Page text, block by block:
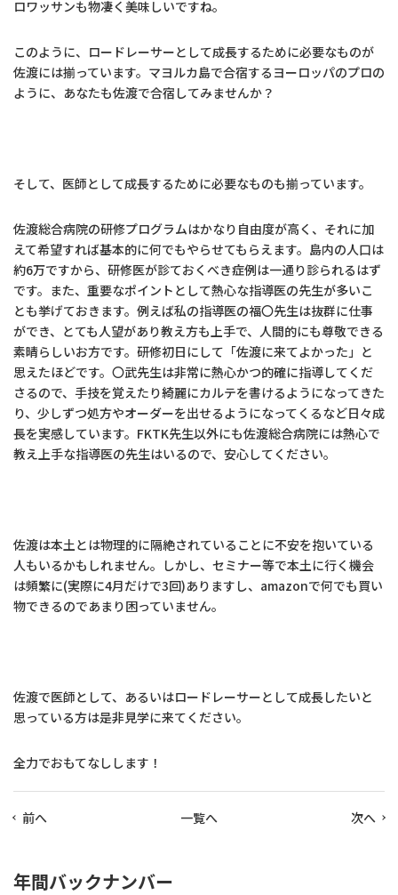
ロワッサンも物凄く美味しいですね。
このように、ロードレーサーとして成長するために必要なものが
佐渡には揃っています。マヨルカ島で合宿するヨーロッパのプロの
ように、あなたも佐渡で合宿してみませんか？
そして、医師として成長するために必要なものも揃っています。
佐渡総合病院の研修プログラムはかなり自由度が高く、それに加
えて希望すれば基本的に何でもやらせてもらえます。島内の人口は
約6万ですから、研修医が診ておくべき症例は一通り診られるはず
です。また、重要なポイントとして熱心な指導医の先生が多いこ
とも挙げておきます。例えば私の指導医の福〇先生は抜群に仕事
ができ、とても人望があり教え方も上手で、人間的にも尊敬できる
素晴らしいお方です。研修初日にして「佐渡に来てよかった」と
思えたほどです。〇武先生は非常に熱心かつ的確に指導してくだ
さるので、手技を覚えたり綺麗にカルテを書けるようになってきた
り、少しずつ処方やオーダーを出せるようになってくるなど日々成
長を実感しています。FKTK先生以外にも佐渡総合病院には熱心で
教え上手な指導医の先生はいるので、安心してください。
佐渡は本土とは物理的に隔絶されていることに不安を抱いている
人もいるかもしれません。しかし、セミナー等で本土に行く機会
は頻繁に(実際に4月だけで3回)ありますし、amazonで何でも買い
物できるのであまり困っていません。
佐渡で医師として、あるいはロードレーサーとして成長したいと
思っている方は是非見学に来てください。
全力でおもてなしします！
前へ 一覧へ 次へ
年間バックナンバー